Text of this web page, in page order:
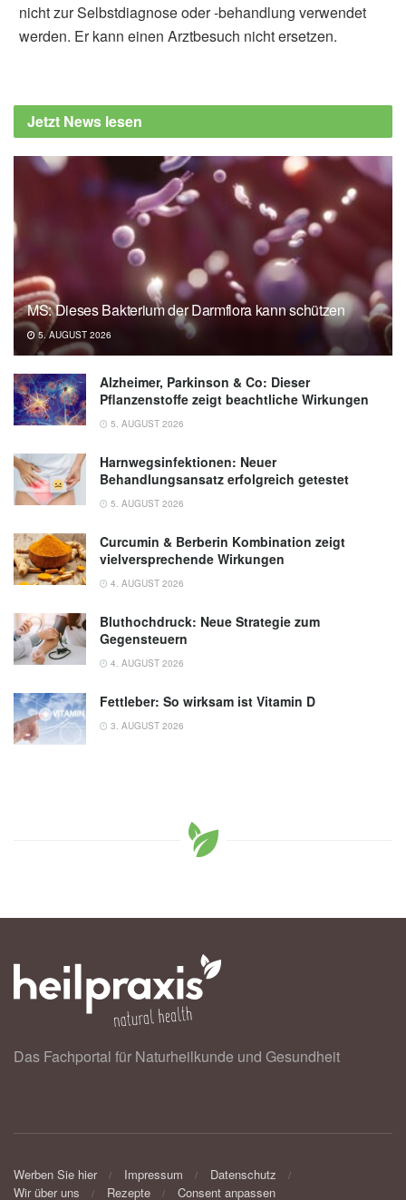
nicht zur Selbstdiagnose oder -behandlung verwendet
werden. Er kann einen Arztbesuch nicht ersetzen.
Jetzt News lesen
MS: Dieses Bakterium der Darmflora kann schützen
5. AUGUST 2026
Alzheimer, Parkinson & Co: Dieser
Pflanzenstoffe zeigt beachtliche Wirkungen
5. AUGUST 2026
Harnwegsinfektionen: Neuer
Behandlungsansatz erfolgreich getestet
5. AUGUST 2026
Curcumin & Berberin Kombination zeigt
vielversprechende Wirkungen
4. AUGUST 2026
Bluthochdruck: Neue Strategie zum
Gegensteuern
4. AUGUST 2026
Fettleber: So wirksam ist Vitamin D
3. AUGUST 2026
Das Fachportal für Naturheilkunde und Gesundheit
Werben Sie hier Impressum
Datenschutz
Wir über uns
Rezepte Consent anpassen